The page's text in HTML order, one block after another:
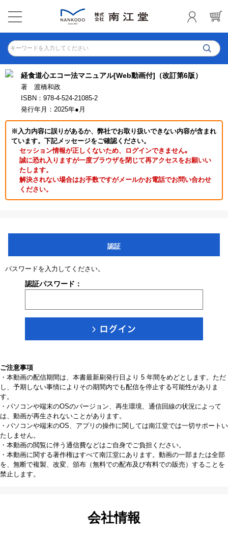
キーワードを入力してください
経食道心エコー法マニュアル[Web動画付]（改訂第6版）
著 渡橋和政
ISBN：978-4-524-21085-2
発行年月：2025年●月
※入力内容に誤りがあるか、弊社でお取り扱いできない内容が含まれ
ています。下記メッセージをご確認ください。
セッション情報が正しくないため、ログインできません｡
誠に恐れ入りますが一度ブラウザを閉じて再アクセスをお願いい
たします。
解決されない場合はお手数ですがメールかお電話でお問い合わせ
ください。
認証
パスワードを入力してください。
認証パスワード：
ご注意事項
・本動画の配信期間は、本書最新刷発行日より 5 年間をめどとします。ただ
し、予期しない事情によりその期間内でも配信を停止する可能性がありま
す。
・パソコンや端末のOSのバージョン、再生環境、通信回線の状況によって
は、動画が再生されないことがあります。
・パソコンや端末のOS、アプリの操作に関しては南江堂では一切サポートい
たしません。
・本動画の閲覧に伴う通信費などはご自身でご負担ください。
・本動画に関する著作権はすべて南江堂にあります。動画の一部または全部
を、無断で複製、改変、頒布（無料での配布及び有料での販売）することを
禁止します。
会社情報